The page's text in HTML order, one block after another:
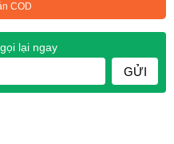
COD
lại ngay
GỬI